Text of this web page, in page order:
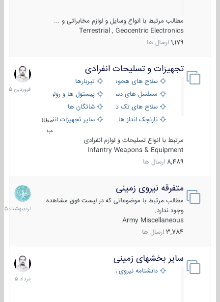
مطالب مرتبط با انواع وسایل و لوازم مخابراتی و ...
Terrestrial , Geocentric Electronics
1,179 ارسال ها
تجهیزات و تسلیحات انفرادی
سلاح های هجومی
تیربارها
مسلسل های دستی
پیستول ها و رولورها
سلاح های تک تیر اندازیشاتگان ها
نارنجک انداز ها
سایر تجهیزات انفرادی
مطال
ب
مرتبط با انواع تسلیحات و لوازم انفرادی
Infantry Weapons & Equipment
8,489 ارسال ها
17
فروردین
1405
متفرقه نیروی زمینی
مطالب مرتبط با موضوعاتی که در لیست فوق مشاهده
وجود ندارد.
Army Miscellaneous
3,784 ارسال ها
27
1405
سایر بخشهای زمینی
دانشنامه نیروی زمینی
9
مرداد
1405